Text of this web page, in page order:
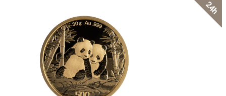
24h